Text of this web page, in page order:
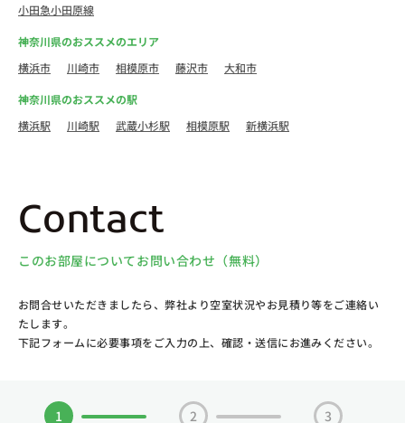
小田急小田原線
神奈川県のおススメのエリア
横浜市
川崎市 相模原市 藤沢市 大和市
神奈川県のおススメの駅
横浜駅
川崎駅 武蔵小杉駅 相模原駅 新横浜駅
Contact
このお部屋についてお問い合わせ（無料）
お問合せいただきましたら、弊社より空室状況やお見積り等をご連絡い
たします。
下記フォームに必要事項をご入力の上、確認・送信にお進みください。
1 2 3